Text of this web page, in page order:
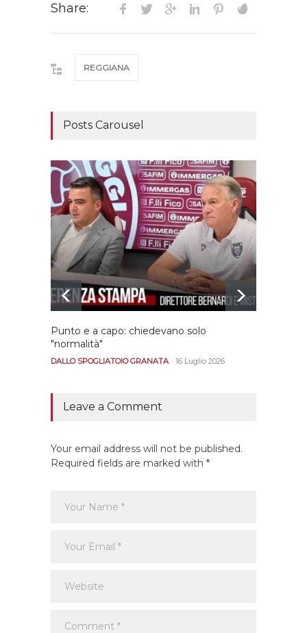
Share:
REGGIANA
Posts Carousel
Punto e a capo: chiedevano solo
"normalità"
DALLO SPOGLIATOIO GRANATA 16 Luglio 2026
Leave a Comment
Your email address will not be published.
Required fields are marked with *